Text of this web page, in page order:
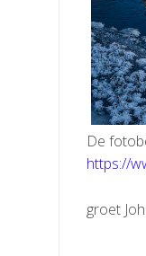
De
https://
groet